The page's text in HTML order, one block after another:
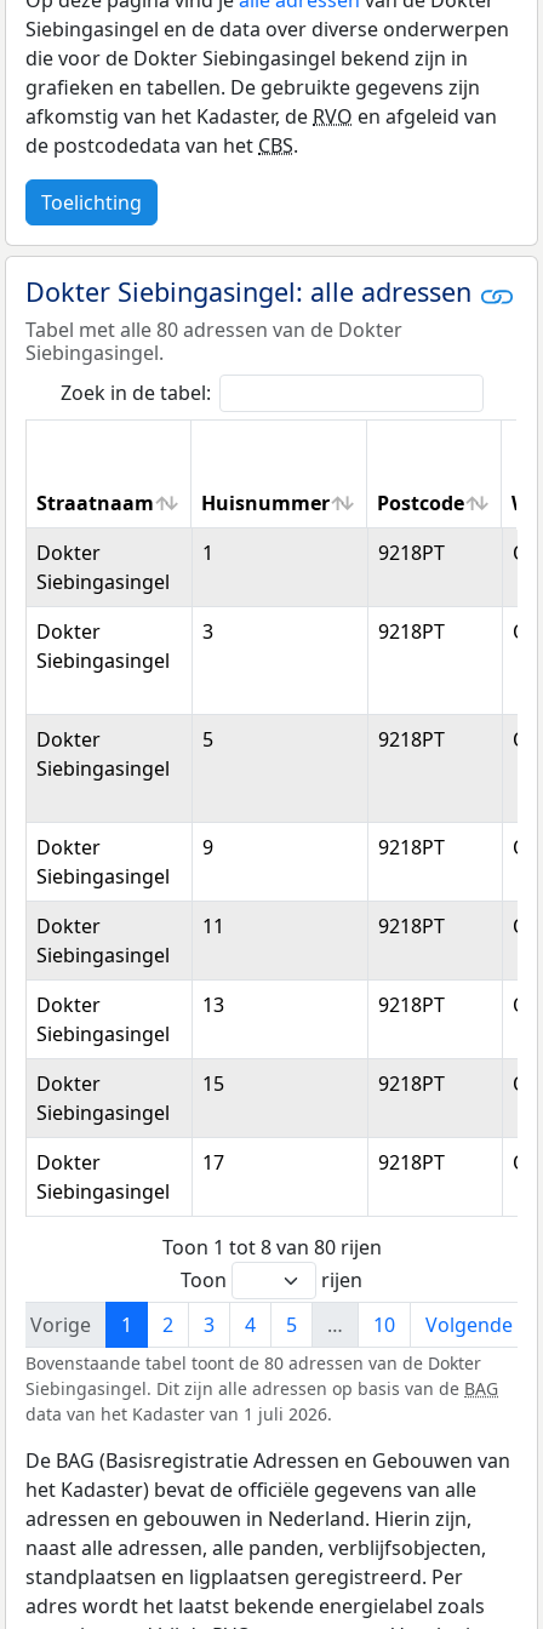
Siebingasingel en de data over diverse onderwerpen
die voor de Dokter Siebingasingel bekend zijn in
grafieken en tabellen. De gebruikte gegevens zijn
afkomstig van het Kadaster, deRVO en afgeleid van
de postcodedata van hetCBS.
Toelichting
Dokter Siebingasingel: alle adressen
Tabel met alle 80 adressen van de Dokter
Siebingasingel.
Zoek in de tabel:
Straatnaam Huisnummer Postcode
Straatnaam
Huisnummer Postcode
Dokter
Siebingasingel
1 9218PT
Dokter
Siebingasingel
3 9218PT
Dokter
Siebingasingel
5 9218PT
Dokter
Siebingasingel
9 9218PT
Dokter
Siebingasingel
11 9218PT
Dokter
Siebingasingel
13 9218PT
Dokter
Siebingasingel
15 9218PT
Dokter
Siebingasingel
17 9218PT
Toon 1 tot 8 van 80 rijen
Toon
rijen
Vorige
1 2 3 4 5 … 10 Volgende
Bovenstaande tabel toont de 80 adressen van de Dokter
Siebingasingel. Dit zijn alle adressen op basis van de BAG
data van het Kadaster van 1 juli 2026.
De BAG (Basisregistratie Adressen en Gebouwen van
het Kadaster) bevat de officiële gegevens van alle
adressen en gebouwen in Nederland. Hierin zijn,
naast alle adressen, alle panden, verblijfsobjecten,
standplaatsen en ligplaatsen geregistreerd. Per
adres wordt het laatst bekende energielabel zoals